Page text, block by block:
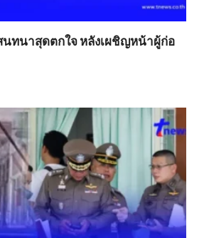
นทนาสุดตกใจ หลังเผชิญหน้าผู้ก่อ